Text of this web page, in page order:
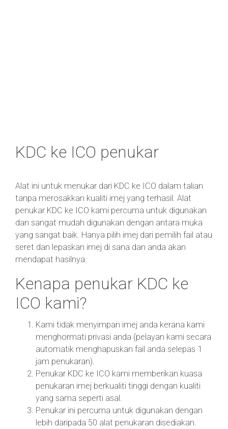
KDC ke ICO penukar
Alat ini untuk menukar dari KDC ke ICO dalam talian
tanpa merosakkan kualiti imej yang terhasil. Alat
penukar KDC ke ICO kami percuma untuk digunakan
dan sangat mudah digunakan dengan antara muka
yang sangat baik. Hanya pilih imej dari pemilih fail atau
seret dan lepaskan imej di sana dan anda akan
mendapat hasilnya.
Kenapa penukar KDC ke
ICO kami?
Kami tidak menyimpan imej anda kerana kami
menghormati privasi anda (pelayan kami secara
automatik menghapuskan fail anda selepas 1
jam penukaran).
Penukar KDC ke ICO kami memberikan kuasa
penukaran imej berkualiti tinggi dengan kualiti
yang sama seperti asal.
Penukar ini percuma untuk digunakan dengan
lebih daripada 50 alat penukaran disediakan.